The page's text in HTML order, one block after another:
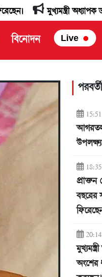
মুখ্যমন্ত্রী অধ্যাপক ডাঃ মানিক
বিনোদন Live
প্রাক্তন
বছরের
অংশের